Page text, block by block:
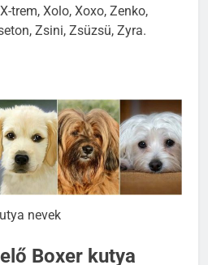
trem, Xolo, Xoxo, Zenko,
Zsini, Zsüzsü, Zyra.
nevek
Boxer kutya